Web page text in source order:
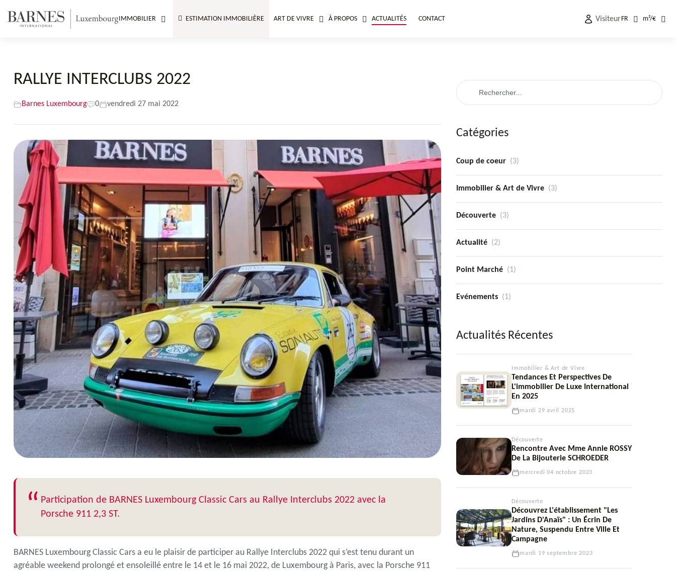
IMMOBILIER ESTIMATION IMMOBILIÈRE ART DE VIVRE À PROPOS ACTUALITÉS CONTACT VisiteurFR m²/€
RALLYE INTERCLUBS 2022
Barnes Luxembourg 0 vendredi 27 mai 2022
“ Participation de BARNES Luxembourg Classic Cars au Rallye Interclubs 2022 avec la
Porsche 911 2,3 ST.
BARNES Luxembourg Classic Cars a eu le plaisir de participer au Rallye Interclubs 2022 qui s’est tenu durant un
agréable weekend prolongé et ensoleillé entre le 14 et le 16 mai 2022, de Luxembourg à Paris, avec la Porsche 911
Catégories
Coup de coeur (3)
Immobilier & Art de Vivre (3)
Découverte (3)
Actualité (2)
Point Marché (1)
Evénements (1)
Actualités Récentes
Immobilier & Art de Vivre
Tendances Et Perspectives De
L'immobilier De Luxe International
En 2025
mardi 29 avril 2025
Découverte
Rencontre Avec Mme Annie ROSSY
De La Bijouterie SCHROEDER
mercredi 04 octobre 2023
Découverte
Découvrez L'établissement "Les
Jardins D'Anaïs" : Un Écrin De
Nature, Suspendu Entre Ville Et
Campagne
mardi 19 septembre 2023